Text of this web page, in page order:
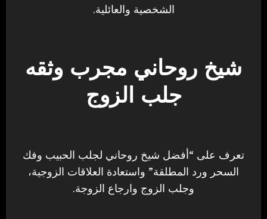
الشخصية والعائلية.
شيخ روحاني مجرب وثقه
جلب الزوج
تعرف على “أفضل شيخ روحاني لجلب الحبيب وفك
السحر ورد المطلقة” واستعادة العلاقات الزوجية،
وجلب الزوج وارجاع الزوجة.